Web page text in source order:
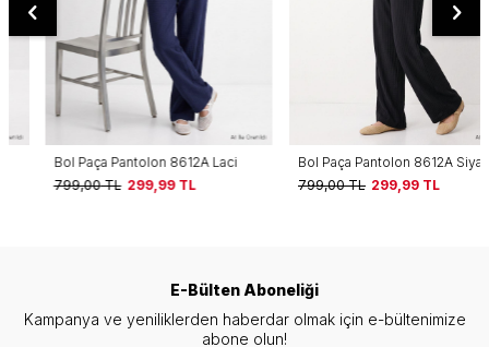
Bol Paça Pantolon 8612A Laci
799,00TL 299,99TL
Bol Paça Pantolon 8612A Siyah
799,00TL 299,99TL
E-Bülten Aboneliği
Kampanya ve yeniliklerden haberdar olmak için e-bültenimize
abone olun!